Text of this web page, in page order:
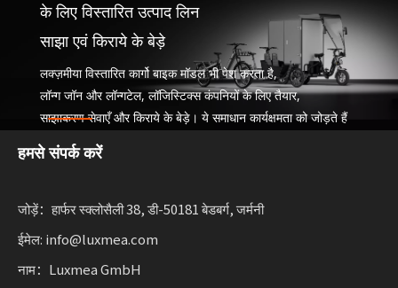
के लिए विस्तारित उत्पाद लिन
साझा एवं किराये के बेड़े
लक्ज़मीया विस्तारित कार्गो बाइक मॉडल भी पेश करता है,
लॉन्ग जॉन और लॉन्गटेल, लॉजिस्टिक्स कंपनियों के लिए तैयार,
साझाकरण सेवाएँ और किराये के बेड़े। ये समाधान कार्यक्षमता को जोड़ते हैं
स्थायी गतिशीलता बढ़ाने वाले व्यवसायों के लिए लचीलेपन के साथ।
हमसे संपर्क करें
जोड़ें：हार्फर स्क्लोसैली 38, डी-50181 बेडबर्ग, जर्मनी
ईमेल: info@luxmea.com
नाम：Luxmea GmbH